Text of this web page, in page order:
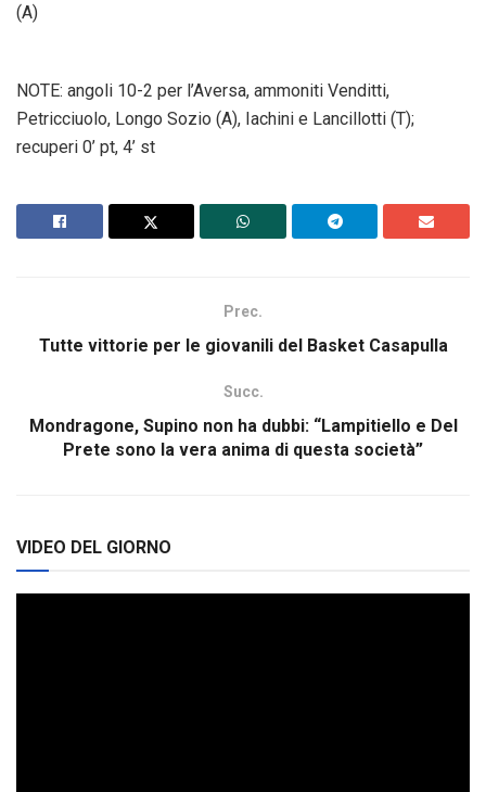
(A)
NOTE: angoli 10-2 per l’Aversa, ammoniti Venditti,
Petricciuolo, Longo Sozio (A), Iachini e Lancillotti (T);
recuperi 0’ pt, 4’ st
Prec.
Tutte vittorie per le giovanili del Basket Casapulla
Succ.
Mondragone, Supino non ha dubbi: “Lampitiello e Del
Prete sono la vera anima di questa società”
VIDEO DEL GIORNO